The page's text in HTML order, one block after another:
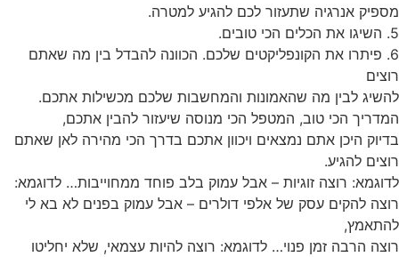
מספיק אנרגיה שתעזור לכם להגיע למטרה.
5. השיגו את הכלים הכי טובים.
6. פיתרו את הקונפליקטים שלכם. הכוונה להבדל בין מה שאתם
רוצים
להשיג לבין מה שהאמונות והמחשבות שלכם מכשילות אתכם.
המדריך הכי טוב, המטפל הכי מנוסה שיעזור להבין אתכם,
בדיוק היכן אתם נמצאים ויכוון אתכם בדרך הכי מהירה לאן שאתם
רוצים להגיע.
לדוגמא: רוצה זוגיות – אבל עמוק בלב פוחד ממחוייבות… לדוגמא:
רוצה להקים עסק של אלפי דולרים – אבל עמוק בפנים לא בא לי
להתאמץ,
רוצה הרבה זמן פנוי… לדוגמא: רוצה להיות עצמאי, שלא יחליטו